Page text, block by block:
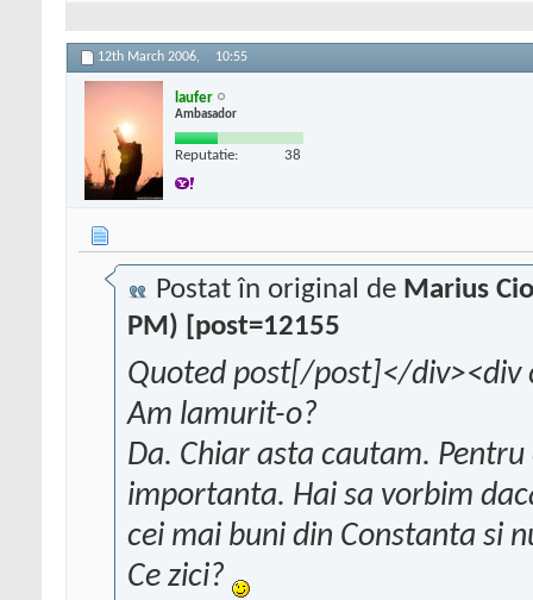
12th March 2006, 10:55
laufer
Ambasador
Reputatie: 38
Postat în original de Marius
PM) [post=12155
Quoted post[/post]</div><div
Am lamurit-o?
Da. Chiar asta cautam.
importanta. Hai sa vorbim
cei mai buni din Constanta si
Ce zici?